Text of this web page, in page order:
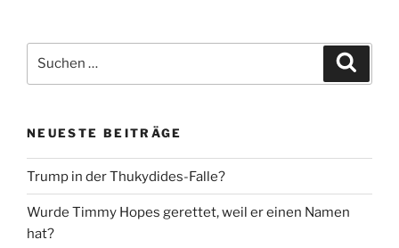
nach:
NEUESTE BEITRÄGE
Trump in der Thukydides-Falle?
Wurde Timmy Hopes gerettet, weil er einen Namen
hat?